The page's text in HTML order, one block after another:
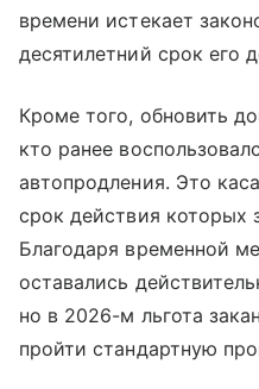
времени истекает
десятилетний срок его
Кроме того, обновить
кто ранее
автопродления. Это
срок действия которых
Благодаря временной
оставались
но в 2026-м льгота
пройти стандартную